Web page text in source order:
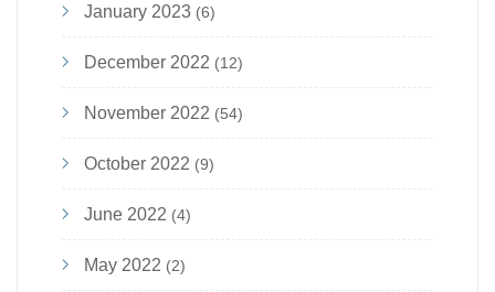
January 2023 (6)
December 2022 (12)
November 2022 (54)
October 2022 (9)
June 2022 (4)
May 2022 (2)